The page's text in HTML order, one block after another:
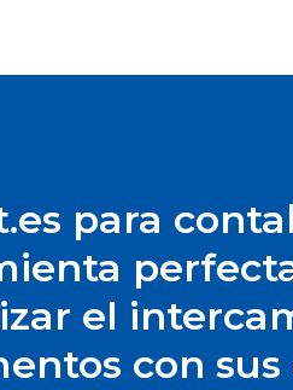
para
el
con sus